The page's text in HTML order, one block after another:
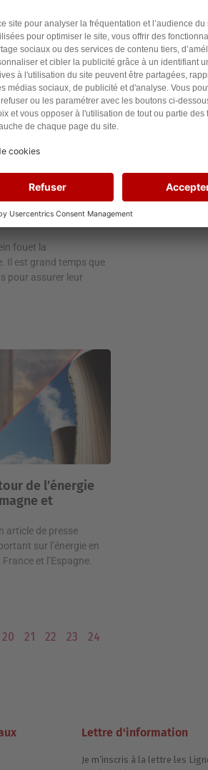
la biodiversité
fouet la
Il est grand temps que
pour assurer leur
de l’énergie
et
article de presse
sur l’énergie en
et l’Espagne.
20 21 22 23
24
Lettre d'information
Je m’inscris à la lettre les